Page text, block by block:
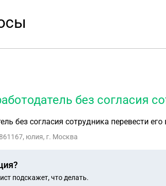
без согласия
без согласия сотрудника перевести
юлия, г. Москва
подскажет, что делать.